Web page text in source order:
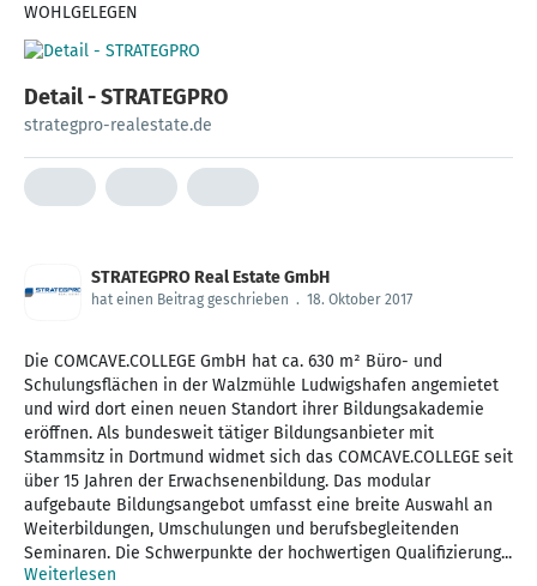
WOHLGELEGEN
Detail - STRATEGPRO
strategpro-realestate.de
STRATEGPRO Real Estate GmbH
hat einen Beitrag geschrieben . 18. Oktober 2017
Die COMCAVE.COLLEGE GmbH hat ca. 630 m² Büro- und
Schulungsflächen in der Walzmühle Ludwigshafen angemietet
und wird dort einen neuen Standort ihrer Bildungsakademie
eröffnen. Als bundesweit tätiger Bildungsanbieter mit
Stammsitz in Dortmund widmet sich das COMCAVE.COLLEGE seit
über 15 Jahren der Erwachsenenbildung. Das modular
aufgebaute Bildungsangebot umfasst eine breite Auswahl an
Weiterbildungen, Umschulungen und berufsbegleitenden
Seminaren. Die Schwerpunkte der hochwertigen Qualifizierung...
Weiterlesen